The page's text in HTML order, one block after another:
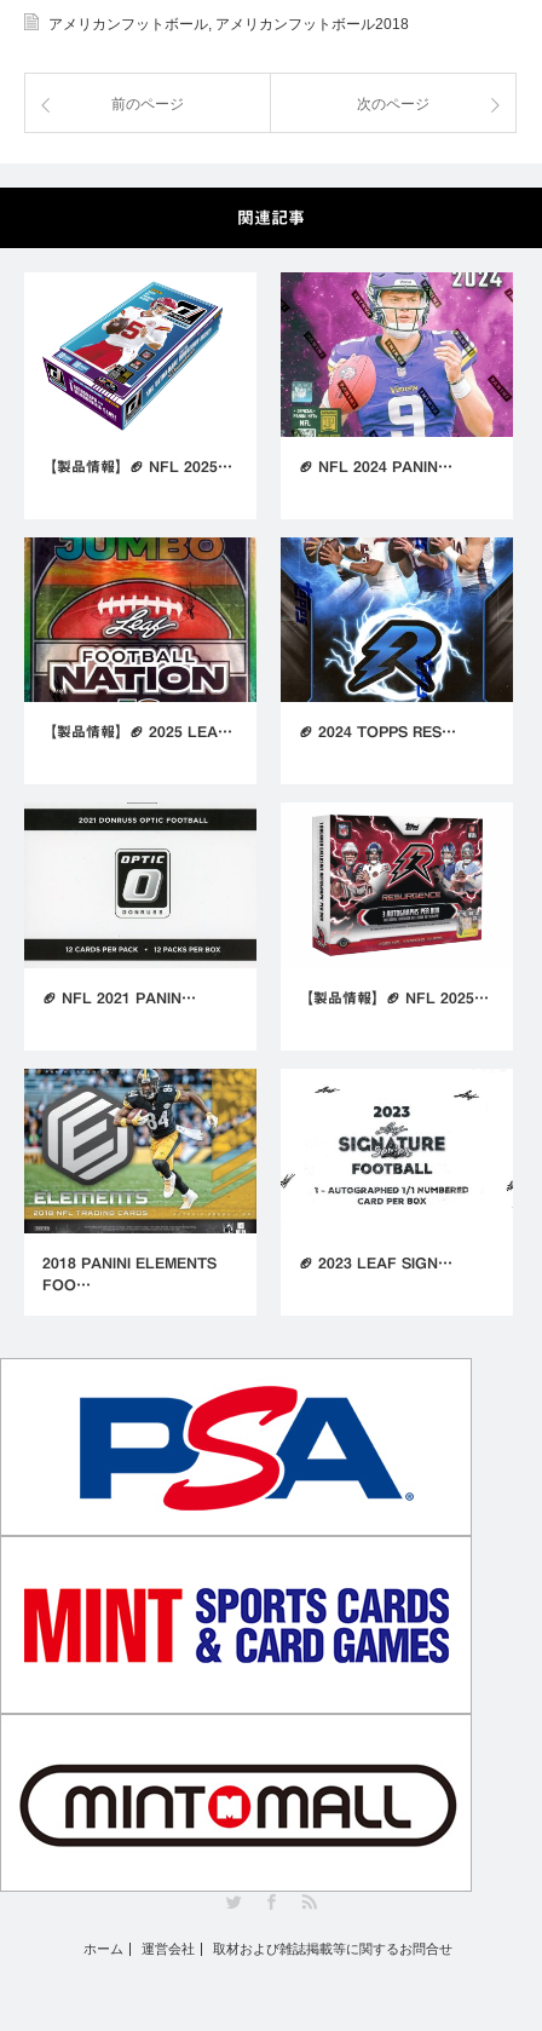
アメリカンフットボール アメリカンフットボール2018
前のページ 次のページ
関連記事
【製品情報】🏈 NFL 2025… 🏈 NFL 2024 PANIN…
【製品情報】🏈 2025 LEA… 🏈 2024 TOPPS RES…
🏈 NFL 2021 PANIN… 【製品情報】🏈 NFL 2025…
2018 PANINI ELEMENTS
FOO…
🏈 2023 LEAF SIGN…
ホーム 運営会社 取材および雑誌掲載等に関するお問合せ